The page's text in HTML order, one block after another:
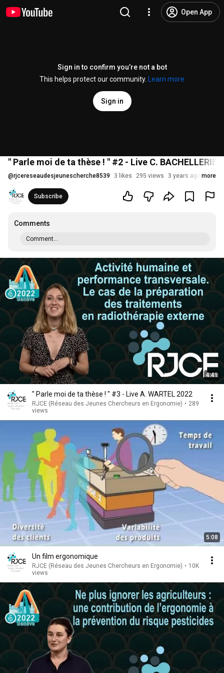
Open App
Sign in to confirm you’re not a bot
This helps protect our community.
Learn more
Sign in
" Parle moi de ta thèse ! " #2 - Live C. BACHELLERIE
@rjcereseaudesjeunescherche8539 3 likes 295 views 3 years ago more
Subscribe
Comments
Comment...
4:41
" Parle moi de ta thèse ! " #3 - Live A. WARTEL 2022
RJCE (Réseau des Jeunes Chercheurs en Ergonomie) • 289
views
5:08
Un film ergonomique
RJCE (Réseau des Jeunes Chercheurs en Ergonomie) • 10K
views